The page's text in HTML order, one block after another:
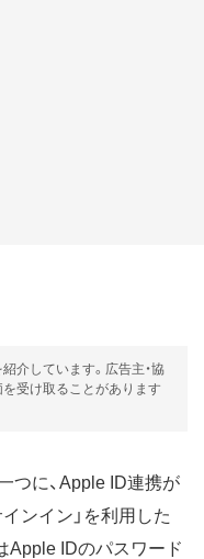
介しています。広告主・協
受け取ることがあります
つに、Apple ID連携が
ンイン」を利用した
Apple IDのパスワード